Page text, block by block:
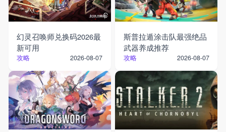
幻灵召唤师兑换码2026最
新可用
攻略 2026-08-07
斯普拉遁涂击队最强绝品
武器养成推荐
攻略 2026-08-07